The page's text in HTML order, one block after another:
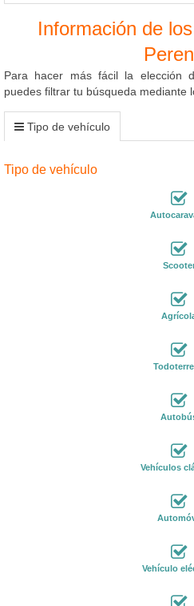
Información de
Para hacer más fácil la elección
puedes filtrar tu búsqueda mediante
Tipo de vehículo
Tipo de vehículo
Vehículos
Vehículo